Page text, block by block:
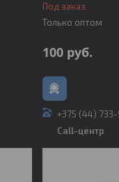
Под заказ
Только оптом
100 руб.
+375 (44) 733-
Call-центр